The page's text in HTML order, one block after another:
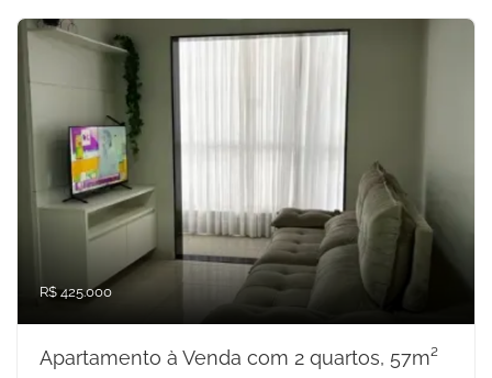
R$ 425.000
Apartamento à Venda com 2 quartos, 57m²